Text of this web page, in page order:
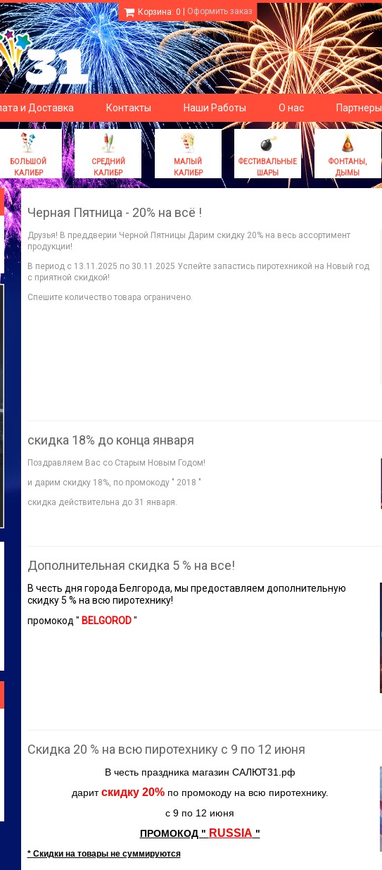
Корзина: 0 Оформить заказ
и Доставка Контакты Наши Работы О нас Партнеры
БОЛЬШОЙ
КАЛИБР
СРЕДНИЙ
КАЛИБР
МАЛЫЙ
КАЛИБР
ФЕСТИВАЛЬНЫЕ
ШАРЫ
ФОНТАНЫ,
ДЫМЫ
Черная Пятница - 20% на всё !
Друзья! В преддверии Черной Пятницы Дарим скидку 20% на весь ассортимент
продукции!
В период с 13.11.2025 по 30.11.2025 Успейте запастись пиротехникой на Новый год
с приятной скидкой!
Спешите количество товара ограничено.
скидка 18% до конца января
Поздравляем Вас со Старым Новым Годом!
и дарим скидку 18%, по промокоду " 2018 "
скидка действительна до 31 января.
Дополнительная скидка 5 % на все!
В честь дня города Белгорода, мы предоставляем дополнительную
скидку 5 % на всю пиротехнику!
промокод " BELGOROD"
Скидка 20 % на всю пиротехнику с 9 по 12 июня
В честь праздника магазин САЛЮТ31.рф
даритскидку 20% по промокоду на всю пиротехнику.
c 9 по 12 июня
ПРОМОКОД " RUSSIA "
* Скидки на товары не суммируются